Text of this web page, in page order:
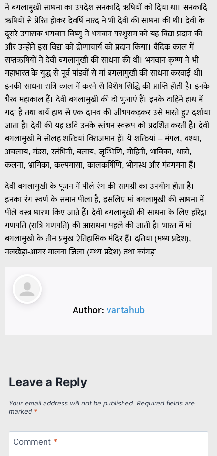
ने बगलामुखी साधना का उपदेश सनकादि ऋषियों को दिया था। सनकादि
ऋषियों से प्रेरित होकर देवर्षि नारद ने भी देवी की साधना की थी। देवी के
दूसरे उपासक भगवान विष्णु ने भगवान परशुराम को यह विद्या प्रदान की
और उन्होंने इस विद्या को द्रोणाचार्य को प्रदान किया। वैदिक काल में
सप्तऋषियों ने देवी बगलामुखी की साधना की थी। भगवान कृष्ण ने भी
महाभारत के युद्ध से पूर्व पांडवों से मां बगलामुखी की साधना करवाई थी।
इनकी साधना रात्रि काल में करने से विशेष सिद्धि की प्राप्ति होती है। इनके
भैरव महाकाल हैं। देवी बगलामुखी की दो भुजाएं हैं। इनके दाहिने हाथ में
गदा है तथा बायें हाथ से एक दानव की जीभपकड़कर उसे मारते हुए दर्शाया
जाता है। देवी की यह छवि उनके स्तंभन स्वरूप को प्रदर्शित करती है। देवी
बगलामुखी में सोलह शक्तियां विराजमान हैं। ये शक्तियां – मंगल, वश्या,
अचलाय, मंडरा, स्तंभिनी, बलाय, जृम्भिणि, मोहिनी, भाविका, धात्री,
कलना, भ्रामिका, कल्पमासा, कालकर्षिणि, भोगस्थ और मंदगमना हैं।
देवी बगलामुखी के पूजन में पीले रंग की सामग्री का उपयोग होता है।
इनका रंग स्वर्ण के समान पीला है, इसलिए मां बगलामुखी की साधना में
पीले वस्त्र धारण किए जाते हैं। देवी बगलामुखी की साधना के लिए हरिद्रा
गणपति (रात्रि गणपति) की आराधना पहले की जाती है। भारत में मां
बगलामुखी के तीन प्रमुख ऐतिहासिक मंदिर हैं। दतिया (मध्य प्रदेश),
नलखेड़ा-आगर मालवा जिला (मध्य प्रदेश) तथा कांगड़ा
Author:vartahub
Leave a Reply
Your email address will not be published. Required fields are
marked *
Comment *